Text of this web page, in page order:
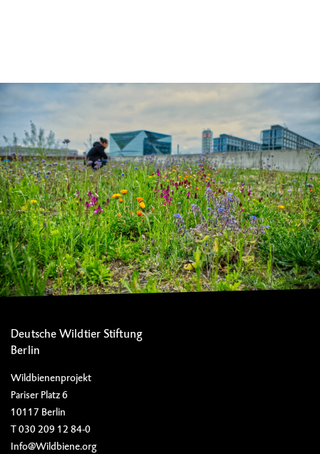
Deutsche Wildtier Stiftung
Berlin
Wildbienenprojekt
Pariser Platz 6
10117 Berlin
T 030 209 12 84-0
Info@Wildbiene.org